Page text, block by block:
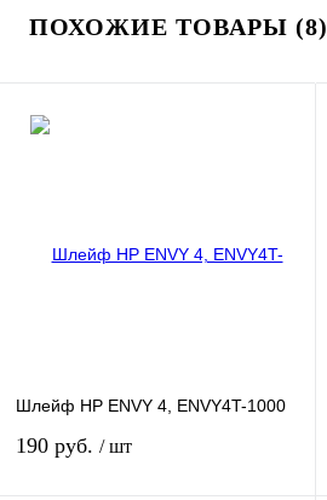
ПОХОЖИЕ ТОВАРЫ (8)
Шлейф HP ENVY 4, ENVY4T-1000
190 руб. / шт